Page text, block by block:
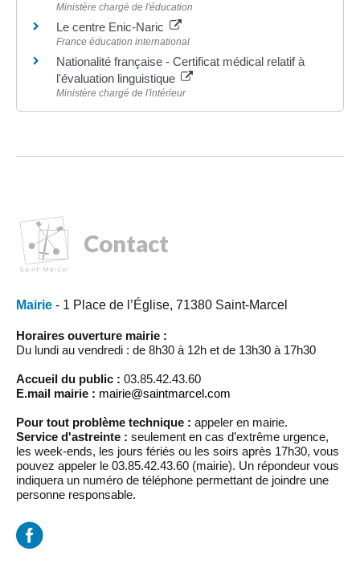
Ministère chargé de l'éducation
Le centre Enic-Naric
France éducation international
Nationalité française - Certificat médical relatif à
l'évaluation linguistique
Ministère chargé de l'intérieur
Contact
Mairie - 1 Place de l’Église, 71380 Saint-Marcel
Horaires ouverture mairie :
Du lundi au vendredi : de 8h30 à 12h et de 13h30 à 17h30
Accueil du public : 03.85.42.43.60
E.mail mairie : mairie@saintmarcel.com
Pour tout problème technique : appeler en mairie.
Service d'astreinte : seulement en cas d’extrême urgence,
les week-ends, les jours fériés ou les soirs après 17h30, vous
pouvez appeler le 03.85.42.43.60 (mairie). Un répondeur vous
indiquera un numéro de téléphone permettant de joindre une
personne responsable.